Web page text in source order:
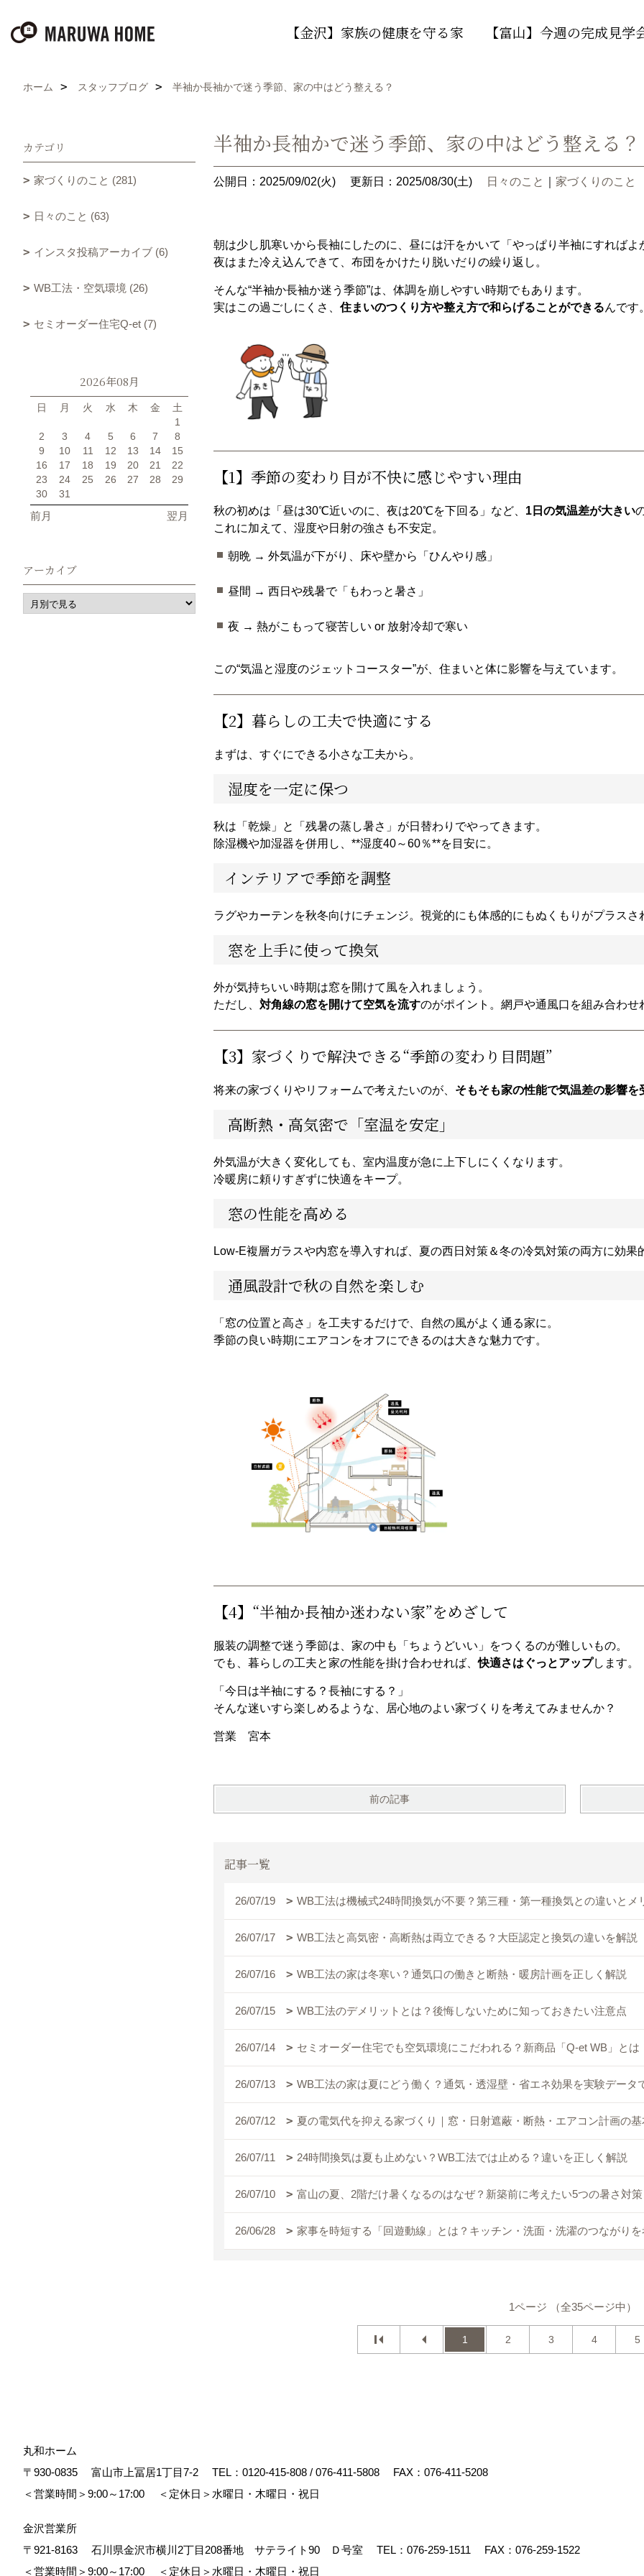
【金沢】家族の健康を守る家 【富山】今週の完成見学
ホーム スタッフブログ 半袖か長袖かで迷う季節、家の中はどう整える？
半袖か長袖かで迷う季節、家の中はどう整える？
公開日：2025/09/02(火) 更新日：2025/08/30(土) 日々のこと 家づくりのこと
朝は少し肌寒いから長袖にしたのに、昼には汗をかいて「やっぱり半袖にすれば
夜はまた冷え込んできて、布団をかけたり脱いだりの繰り返し。
そんな“半袖か長袖か迷う季節”は、体調を崩しやすい時期でもあります。
実はこの過ごしにくさ、 住まいのつくり方や整え方で和らげることができるんです
【1】季節の変わり目が不快に感じやすい理由
秋の初めは「昼は30℃近いのに、夜は20℃を下回る」など、 1日の気温差が大きい
これに加えて、湿度や日射の強さも不安定。
朝晩 → 外気温が下がり、床や壁から「ひんやり感」
昼間 → 西日や残暑で「もわっと暑さ」
夜 → 熱がこもって寝苦しい or 放射冷却で寒い
この“気温と湿度のジェットコースター”が、住まいと体に影響を与えています。
【2】暮らしの工夫で快適にする
まずは、すぐにできる小さな工夫から。
湿度を一定に保つ
秋は「乾燥」と「残暑の蒸し暑さ」が日替わりでやってきます。
除湿機や加湿器を併用し、**湿度40～60％**を目安に。
インテリアで季節を調整
ラグやカーテンを秋冬向けにチェンジ。視覚的にも体感的にもぬくもりがプラスさ
窓を上手に使って換気
外が気持ちいい時期は窓を開けて風を入れましょう。
ただし、 対角線の窓を開けて空気を流すのがポイント。網戸や通風口を組み合わせ
【3】家づくりで解決できる“季節の変わり目問題”
将来の家づくりやリフォームで考えたいのが、 そもそも家の性能で気温差の影響を
高断熱・高気密で「室温を安定」
外気温が大きく変化しても、室内温度が急に上下しにくくなります。
冷暖房に頼りすぎずに快適をキープ。
窓の性能を高める
Low-E複層ガラスや内窓を導入すれば、夏の西日対策＆冬の冷気対策の両方に効果
通風設計で秋の自然を楽しむ
「窓の位置と高さ」を工夫するだけで、自然の風がよく通る家に。
季節の良い時期にエアコンをオフにできるのは大きな魅力です。
【4】“半袖か長袖か迷わない家”をめざして
服装の調整で迷う季節は、家の中も「ちょうどいい」をつくるのが難しいもの。
でも、暮らしの工夫と家の性能を掛け合わせれば、快適さはぐっとアップします。
「今日は半袖にする？長袖にする？」
そんな迷いすら楽しめるような、居心地のよい家づくりを考えてみませんか？
営業 宮本
前の記事
記事一覧
26/07/19 WB工法は機械式24時間換気が不要？第三種・第一種換気との違いとメ
26/07/17 WB工法と高気密・高断熱は両立できる？大臣認定と換気の違いを解説
26/07/16 WB工法の家は冬寒い？通気口の働きと断熱・暖房計画を正しく解説
26/07/15 WB工法のデメリットとは？後悔しないために知っておきたい注意点
26/07/14 セミオーダー住宅でも空気環境にこだわれる？新商品「Q-et WB」とは
26/07/13 WB工法の家は夏にどう働く？通気・透湿壁・省エネ効果を実験データ
26/07/12 夏の電気代を抑える家づくり｜窓・日射遮蔽・断熱・エアコン計画の基
26/07/11 24時間換気は夏も止めない？WB工法では止める？違いを正しく解説
26/07/10 富山の夏、2階だけ暑くなるのはなぜ？新築前に考えたい5つの暑さ対策
26/06/28 家事を時短する「回遊動線」とは？キッチン・洗面・洗濯のつながり
1ページ （全35ページ中）
1 2 3 4 5
カテゴリ
家づくりのこと (281)
日々のこと (63)
インスタ投稿アーカイブ (6)
WB工法・空気環境 (26)
セミオーダー住宅Q-et (7)
2026年08月
日 月 火 水 木 金
土
1
2
3 4 5 6 7
8
9
10 11 12 13 14
15
16
17 18 19 20 21
22
23
24 25 26 27 28
29
30
31
前月 翌月
アーカイブ
丸和ホーム
〒930-0835
富山市上冨居1丁目7-2 TEL： 0120-415-808 / 076-411-5808
FAX：076-411-5208
＜営業時間＞9:00～17:00
＜定休日＞水曜日・木曜日・祝日
金沢営業所
〒921-8163
石川県金沢市横川2丁目208番地 サテライト90 Ｄ号室 TEL： 076-259-1511
FAX：076-259-1522
＜営業時間＞9:00～17:00
＜定休日＞水曜日・木曜日・祝日